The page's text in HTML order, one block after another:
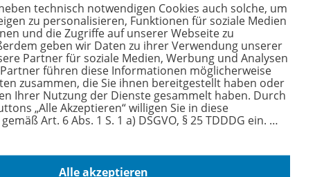
Lagerbestandsentwicklung
(visualisiert)
Ausgabe 2/2023
Sofort verfügbar
OD100206002562
technisch notwendigen Cookies auch solche, um
zu personalisieren, Funktionen für soziale Medien
und die Zugriffe auf unserer Webseite zu
geben wir Daten zu ihrer Verwendung unserer
Partner für soziale Medien, Werbung und Analysen
führen diese Informationen möglicherweise
zusammen, die Sie ihnen bereitgestellt haben oder
Ihrer Nutzung der Dienste gesammelt haben. Durch
„Alle Akzeptieren“ willigen Sie in diese
Art. 6 Abs. 1 S. 1 a) DSGVO, § 25 TDDDG ein. …
Alle akzeptieren